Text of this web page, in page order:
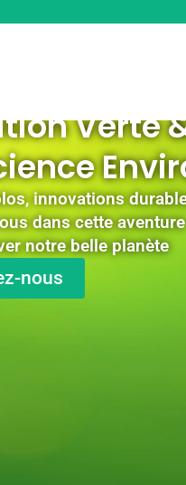
Verte
innovations
dans cette aventure
notre belle planète
nous